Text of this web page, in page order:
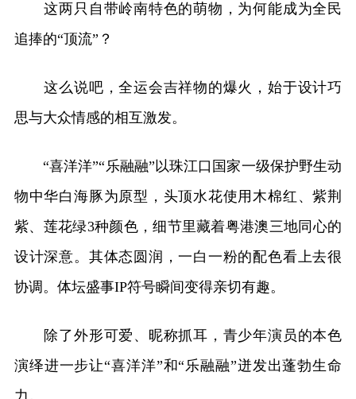
这两只自带岭南特色的萌物，为何能成为全民
追捧的“顶流”？
这么说吧，全运会吉祥物的爆火，始于设计巧
思与大众情感的相互激发。
“喜洋洋”“乐融融”以珠江口国家一级保护野生动
物中华白海豚为原型，头顶水花使用木棉红、紫荆
紫、莲花绿3种颜色，细节里藏着粤港澳三地同心的
设计深意。其体态圆润，一白一粉的配色看上去很
协调。体坛盛事IP符号瞬间变得亲切有趣。
除了外形可爱、昵称抓耳，青少年演员的本色
演绎进一步让“喜洋洋”和“乐融融”迸发出蓬勃生命